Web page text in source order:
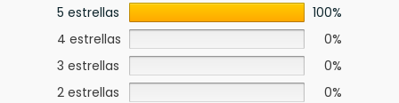
5 estrellas
100%
4 estrellas
0%
3 estrellas
0%
2 estrellas
0%